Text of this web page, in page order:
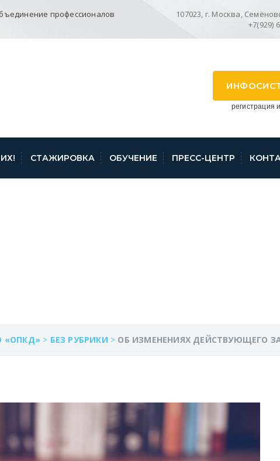
профессионалов
107023, г. Москва,
+7(929)
регистрация
СТАЖИРОВКА ОБУЧЕНИЕ ПРЕСС-ЦЕНТР
«ОПКД» > БЕЗ РУБРИКИ > ОБ ИЗМЕНЕНИЯХ ДЕЙСТВУЮЩЕГО